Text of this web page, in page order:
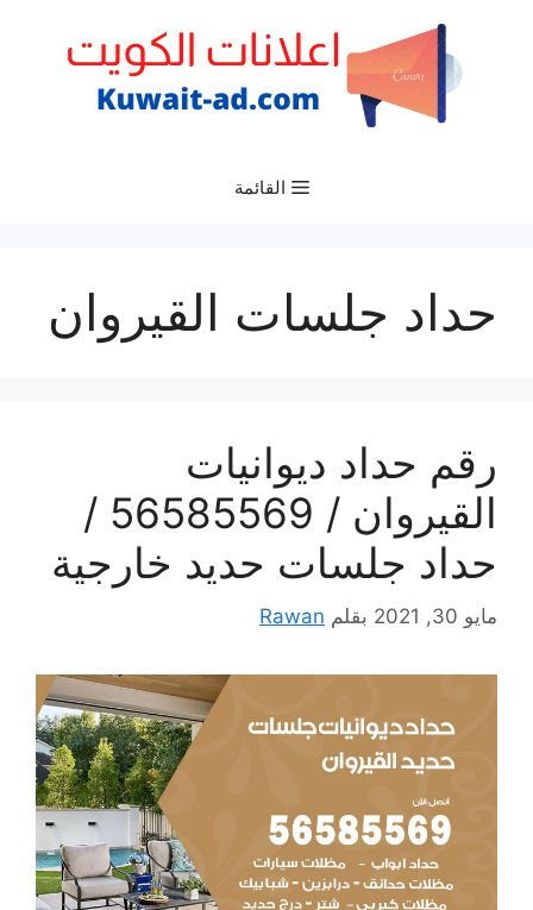
القائمة
حداد جلسات القيروان
رقم حداد ديوانيات
القيروان / 56585569 /
حداد جلسات حديد خارجية
مايو 30, 2021 بقلم Rawan